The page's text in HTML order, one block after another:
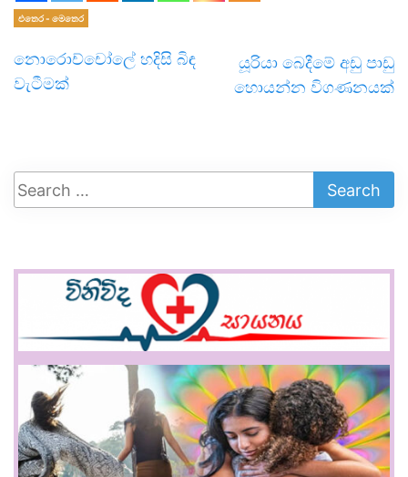
එතෙර - මෙතෙර
නොරොච්චෝලේ හදිසි බිඳ
වැටීමක්
යූරියා බෙදීමේ අඩු පාඩු
හොයන්න විගණනයක්